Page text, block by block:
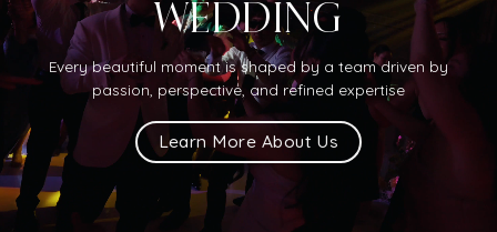
WEDDING
Every beautiful moment is shaped by a team driven by
passion, perspective, and refined expertise
Learn More About Us